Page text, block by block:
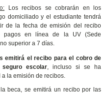
Los recibos se cobrarán en los
domiciliado y el estudiante tendrá
de la fecha de emisión del recibo
pagos en línea de la UV (Sede
superior a 7 días.
emitirá el recibo para el cobro de
escolar, incluso si se ha
la emisión de recibos.
beca, se emitirá un recibo por las